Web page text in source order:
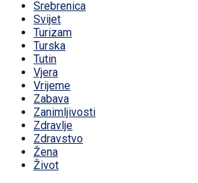
Srebrenica
Svijet
Turizam
Turska
Tutin
Vjera
Vrijeme
Zabava
Zanimljivosti
Zdravlje
Zdravstvo
Žena
Život